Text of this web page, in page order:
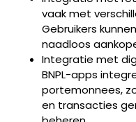
vaak met
Gebruikers
naadloos
Integratie met
BNPL-apps
portemonnees,
en transacties